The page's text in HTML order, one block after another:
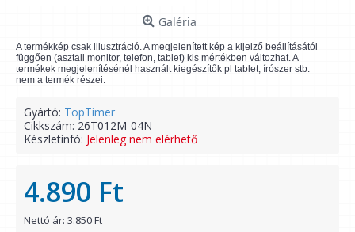
Galéria
A termékkép csak illusztráció. A megjelenített kép a kijelző beállításától
függően (asztali monitor, telefon, tablet) kis mértékben változhat. A
termékek megjelenítésénél használt kiegészítők pl tablet, írószer stb.
nem a termék részei.
Gyártó: TopTimer
Cikkszám: 26T012M-04N
Készletinfó: Jelenleg nem elérhető
4.890 Ft
Nettó ár: 3.850 Ft